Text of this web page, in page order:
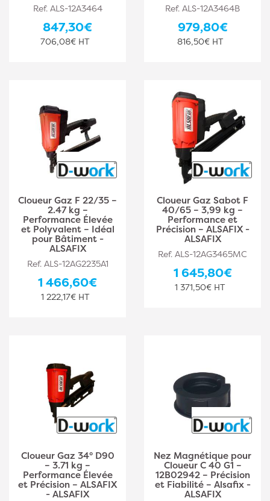
Ref. ALS-12A3464
847,30€
706,08€ HT
Ref. ALS-12A3464B
979,80€
816,50€ HT
Cloueur Gaz F 22/35 –
2.47 kg –
Performance Élevée
et Polyvalent – Idéal
pour Bâtiment -
ALSAFIX
Ref. ALS-12AG2235A1
1 466,60€
1 222,17€ HT
Cloueur Gaz Sabot F
40/65 – 3,99 kg –
Performance et
Précision – ALSAFIX -
ALSAFIX
Ref. ALS-12AG3465MC
1 645,80€
1 371,50€ HT
Cloueur Gaz 34° D90
– 3.71 kg –
Performance Élevée
et Précision – ALSAFIX
- ALSAFIX
Nez Magnétique pour
Cloueur C 40 G1 –
12B02942 – Précision
et Fiabilité – Alsafix -
ALSAFIX